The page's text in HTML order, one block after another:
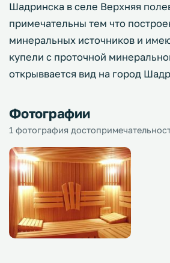
Шадринска в селе Верхняя
примечательны тем что
минеральных источников и
купели с проточной
открыввается вид на город
Фотографии
1 фотография